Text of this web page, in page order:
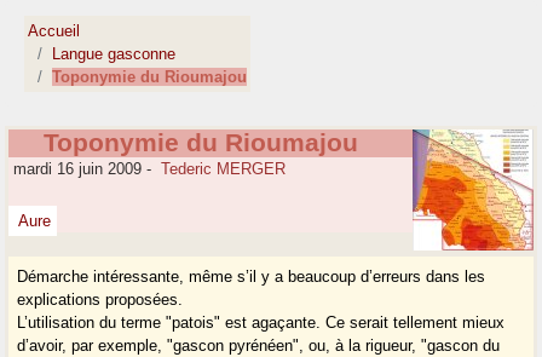
Accueil
Langue gasconne
Toponymie du Rioumajou
Toponymie du Rioumajou
mardi 16 juin 2009 - Tederic MERGER
Aure
Démarche intéressante, même s’il y a beaucoup d’erreurs dans les
explications proposées.
L’utilisation du terme "patois" est agaçante. Ce serait tellement mieux
d’avoir, par exemple, "gascon pyrénéen", ou, à la rigueur, "gascon du